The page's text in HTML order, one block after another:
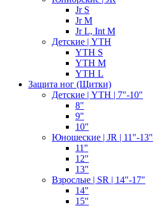
Jr S
Jr M
Jr L, Int M
Детские | YTH
YTH S
YTH M
YTH L
Защита ног (Щитки)
Детские | YTH | 7"-10"
8"
9"
10"
Юношеские | JR | 11"-13"
11"
12"
13"
Взрослые | SR | 14"-17"
14"
15"